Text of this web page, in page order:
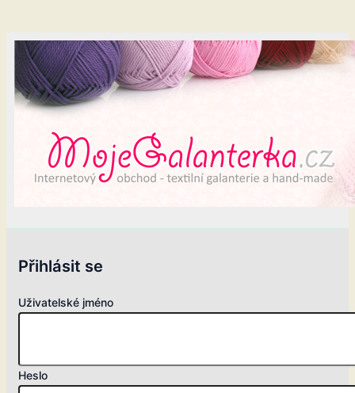
Přihlásit se
Uživatelské jméno
Heslo